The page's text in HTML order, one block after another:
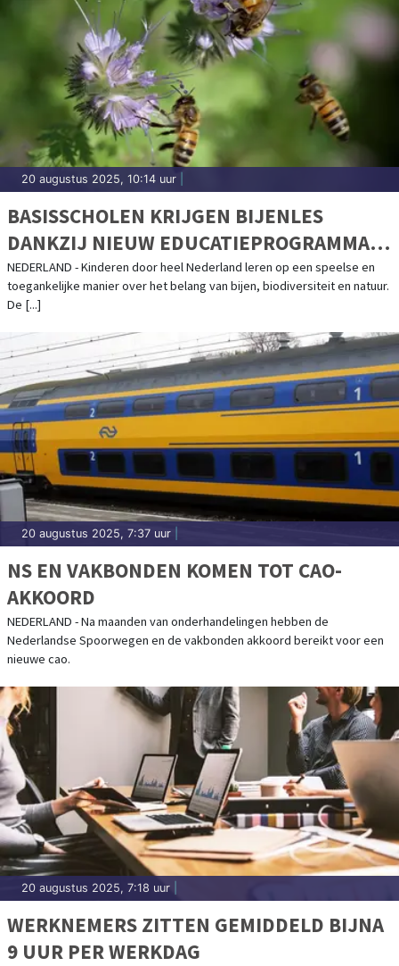
20 augustus 2025, 10:14 uur
BASISSCHOLEN KRIJGEN BIJENLES
DANKZIJ NIEUW EDUCATIEPROGRAMMA
VAN DE BIJENSTICHTING
NEDERLAND - Kinderen door heel Nederland leren op een speelse en
toegankelijke manier over het belang van bijen, biodiversiteit en natuur.
De [...]
20 augustus 2025, 7:37 uur
NS EN VAKBONDEN KOMEN TOT CAO-
AKKOORD
NEDERLAND - Na maanden van onderhandelingen hebben de
Nederlandse Spoorwegen en de vakbonden akkoord bereikt voor een
nieuwe cao.
20 augustus 2025, 7:18 uur
WERKNEMERS ZITTEN GEMIDDELD BIJNA
9 UUR PER WERKDAG